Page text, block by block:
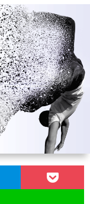
ッ
プ
グ
観
戦
ン
ガ・
ド
マ
ラ
リ
ー
ー
ム